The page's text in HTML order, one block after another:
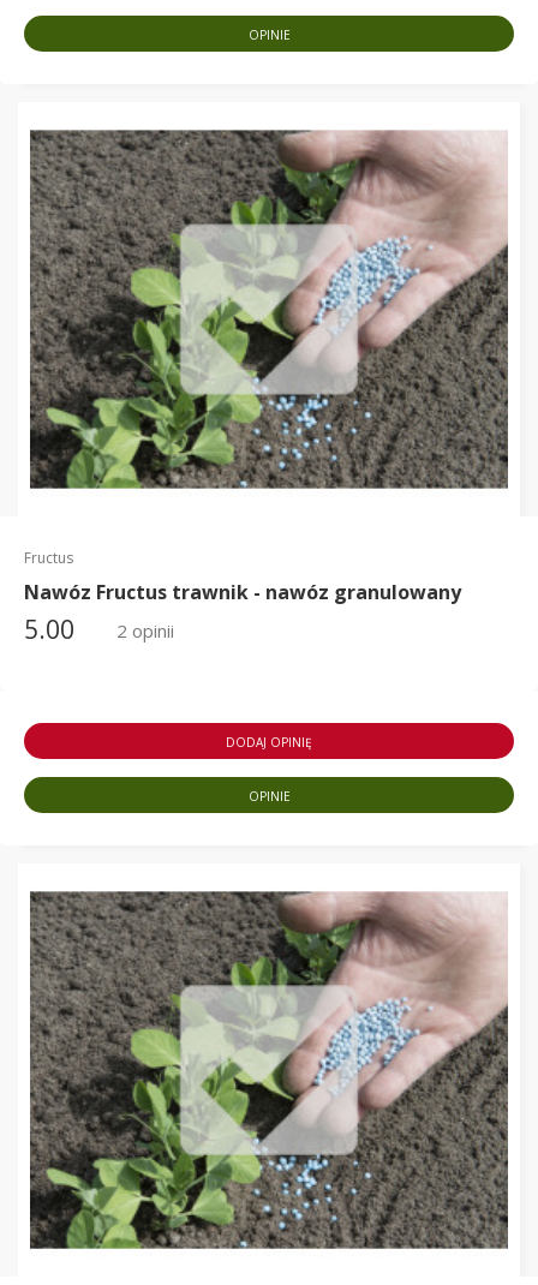
OPINIE
Fructus
Nawóz Fructus trawnik - nawóz granulowany
5.00 2 opinii
DODAJ OPINIĘ
OPINIE